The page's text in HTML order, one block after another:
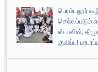
பெரம்பலூர்
செல்லப்படும்
ஸ்டாலின்;
குவிப்பு!